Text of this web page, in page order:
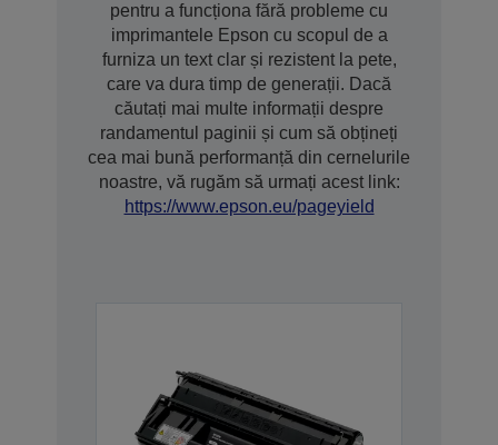
pentru a funcționa fără probleme cu
imprimantele Epson cu scopul de a
furniza un text clar și rezistent la pete,
care va dura timp de generații. Dacă
căutați mai multe informații despre
randamentul paginii și cum să obțineți
cea mai bună performanță din cernelurile
noastre, vă rugăm să urmați acest link:
https://www.epson.eu/pageyield